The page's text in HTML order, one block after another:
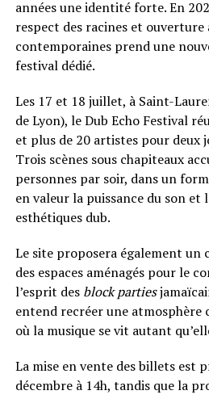
années une identité forte. En
respect des racines et ouverture
contemporaines prend une
festival dédié.
Les 17 et 18 juillet, à Saint-
de Lyon), le Dub Echo Festival
et plus de 20 artistes pour deux
Trois scènes sous chapiteaux
personnes par soir, dans un
en valeur la puissance du son et
esthétiques dub.
Le site proposera également un
des espaces aménagés pour le
l’esprit des block parties
entend recréer une atmosphère
où la musique se vit autant
La mise en vente des billets est
décembre à 14h, tandis que la